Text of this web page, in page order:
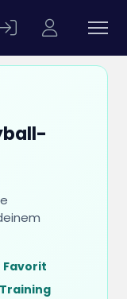
Favorit
Training